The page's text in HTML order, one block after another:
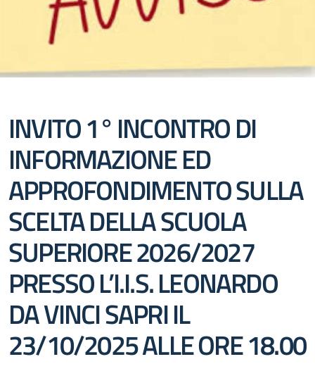
INVITO 1° INCONTRO DI
INFORMAZIONE ED
APPROFONDIMENTO SULLA
SCELTA DELLA SCUOLA
SUPERIORE 2026/2027
PRESSO L’I.I.S. LEONARDO
DA VINCI SAPRI IL
23/10/2025 ALLE ORE 18.00